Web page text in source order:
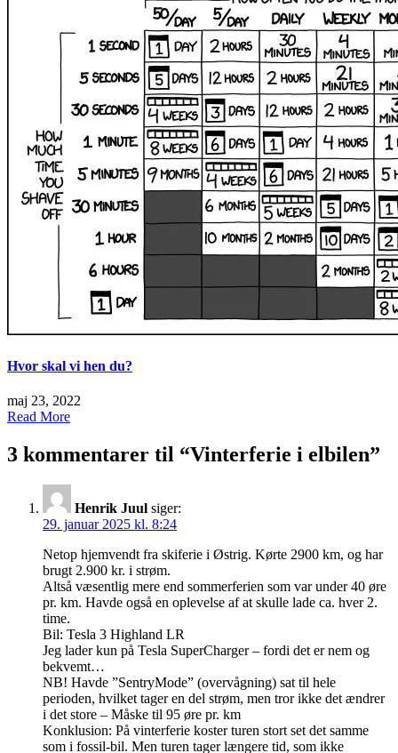
Hvor skal vi hen du?
maj 23, 2022
Read More
3 kommentarer til “Vinterferie i elbilen”
Henrik Juul siger:
29. januar 2025 kl. 8:24
Netop hjemvendt fra skiferie i Østrig. Kørte 2900 km, og har
brugt 2.900 kr. i strøm.
Altså væsentlig mere end sommerferien som var under 40 øre
pr. km. Havde også en oplevelse af at skulle lade ca. hver 2.
time.
Bil: Tesla 3 Highland LR
Jeg lader kun på Tesla SuperCharger – fordi det er nem og
bekvemt…
NB! Havde ”SentryMode” (overvågning) sat til hele
perioden, hvilket tager en del strøm, men tror ikke det ændrer
i det store – Måske til 95 øre pr. km
Konklusion: På vinterferie koster turen stort set det samme
som i fossil-bil. Men turen tager længere tid, som ikke